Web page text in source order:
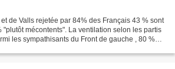
de Valls rejetée par 84% des Français 43 % sont
"plutôt mécontents". La ventilation selon les partis
les sympathisants du Front de gauche , 80 %